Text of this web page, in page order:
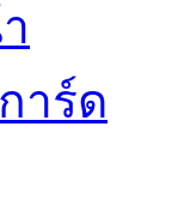
าร์ด